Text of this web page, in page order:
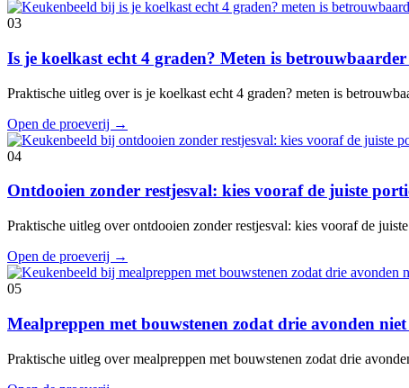
03
Is je koelkast echt 4 graden? Meten is
Praktische uitleg over is je koelkast echt 4 graden? meten is
Open de proeverij →
04
Ontdooien zonder restjesval: kies vooraf de juiste
Praktische uitleg over ontdooien zonder restjesval: kies vooraf de
Open de proeverij →
05
Mealpreppen met bouwstenen zodat drie avonden niet
Praktische uitleg over mealpreppen met bouwstenen zodat drie